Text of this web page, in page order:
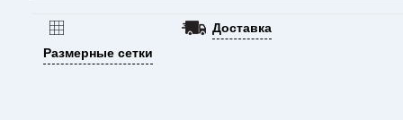
Размерные сетки
Доставка